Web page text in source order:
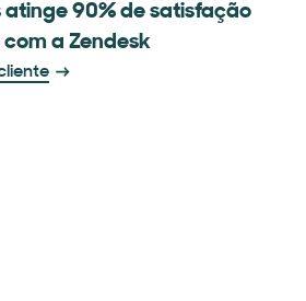
atinge 90% de satisfação
a Zendesk